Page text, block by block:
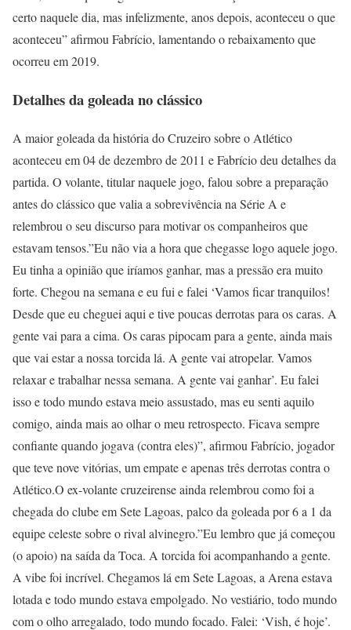
certo naquele dia, mas infelizmente, anos depois, aconteceu o que
aconteceu” afirmou Fabrício, lamentando o rebaixamento que
ocorreu em 2019.
Detalhes da goleada no clássico
A maior goleada da história do Cruzeiro sobre o Atlético
aconteceu em 04 de dezembro de 2011 e Fabrício deu detalhes da
partida. O volante, titular naquele jogo, falou sobre a preparação
antes do clássico que valia a sobrevivência na Série A e
relembrou o seu discurso para motivar os companheiros que
estavam tensos.”Eu não via a hora que chegasse logo aquele jogo.
Eu tinha a opinião que iríamos ganhar, mas a pressão era muito
forte. Chegou na semana e eu fui e falei ‘Vamos ficar tranquilos!
Desde que eu cheguei aqui e tive poucas derrotas para os caras. A
gente vai para a cima. Os caras pipocam para a gente, ainda mais
que vai estar a nossa torcida lá. A gente vai atropelar. Vamos
relaxar e trabalhar nessa semana. A gente vai ganhar’. Eu falei
isso e todo mundo estava meio assustado, mas eu senti aquilo
comigo, ainda mais ao olhar o meu retrospecto. Ficava sempre
confiante quando jogava (contra eles)”, afirmou Fabrício, jogador
que teve nove vitórias, um empate e apenas três derrotas contra o
Atlético.O ex-volante cruzeirense ainda relembrou como foi a
chegada do clube em Sete Lagoas, palco da goleada por 6 a 1 da
equipe celeste sobre o rival alvinegro.”Eu lembro que já começou
(o apoio) na saída da Toca. A torcida foi acompanhando a gente.
A vibe foi incrível. Chegamos lá em Sete Lagoas, a Arena estava
lotada e todo mundo estava empolgado. No vestiário, todo mundo
com o olho arregalado, todo mundo focado. Falei: ‘Vish, é hoje’.